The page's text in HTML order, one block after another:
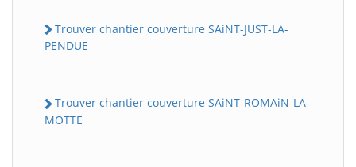
Trouver chantier couverture SAiNT-JUST-LA-
PENDUE
Trouver chantier couverture SAiNT-ROMAiN-LA-
MOTTE